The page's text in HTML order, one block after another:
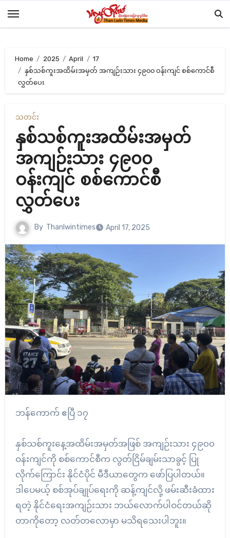
Home 2025 April
17
နှစ်သစ်ကူးအထိမ်းအမှတ် အကျဉ်းသား ၄၉၀၀ ဝန်းကျင် စစ်ကောင်စီ
လွှတ်ပေး
သတင်း
နှစ်သစ်ကူးအထိမ်းအမှတ်
အကျဉ်းသား ၄၉၀၀
ဝန်းကျင် စစ်ကောင်စီ
လွှတ်ပေး
By Thanlwintimes April 17, 2025
ဘန်ကောက် ဧပြီ ၁၇
နှစ်သစ်ကူးနေ့အထိမ်းအမှတ်အဖြစ် အကျဉ်းသား ၄၉၀၀
ဝန်းကျင်ကို စစ်ကောင်စီက လွတ်ငြိမ်ချမ်းသာခွင့် ပြု
လိုက်ကြောင်း နိုင်ငံပိုင် မီဒီယာတွေက ဖော်ပြပါတယ်။
ဒါပေမယ့် စစ်အုပ်ချုပ်ရေးကို ဆန့်ကျင်လို့ ဖမ်းဆီးခံထား
ရတဲ့ နိုင်ငံရေးအကျဉ်းသား ဘယ်လောက်ပါဝင်တယ်ဆို
တာကိုတော့ လတ်တလောမှာ မသိရသေးပါဘူး။